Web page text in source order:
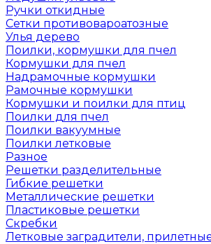
Ручки откидные
Сетки противовароатозные
Улья дерево
Поилки, кормушки для пчел
Кормушки для пчел
Надрамочные кормушки
Рамочные кормушки
Кормушки и поилки для птиц
Поилки для пчел
Поилки вакуумные
Поилки летковые
Разное
Решетки разделительные
Гибкие решетки
Металлические решетки
Пластиковые решетки
Скребки
Летковые заградители,